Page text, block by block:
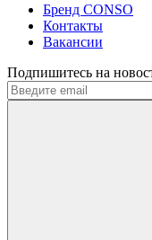
Бренд CONSO
Контакты
Вакансии
Подпишитесь на